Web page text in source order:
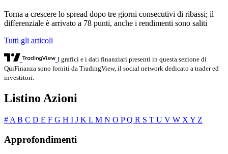
Torna a crescere lo spread dopo tre giorni consecutivi di ribassi; il
differenziale è arrivato a 78 punti, anche i rendimenti sono saliti
Tutti gli articoli
I grafici e i dati finanziari presenti in questa sezione di
QuiFinanza sono forniti da TradingView, il social network dedicato a trader ed
investitori.
Listino Azioni
# A B C D E F G H I J K L M N O PQ R S T U V W X Y Z
Approfondimenti